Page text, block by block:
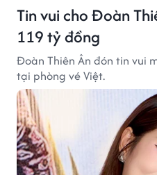
Tin vui cho Đoàn
119 tỷ đồng
Đoàn Thiên Ân đón tin vui
tại phòng vé Việt.